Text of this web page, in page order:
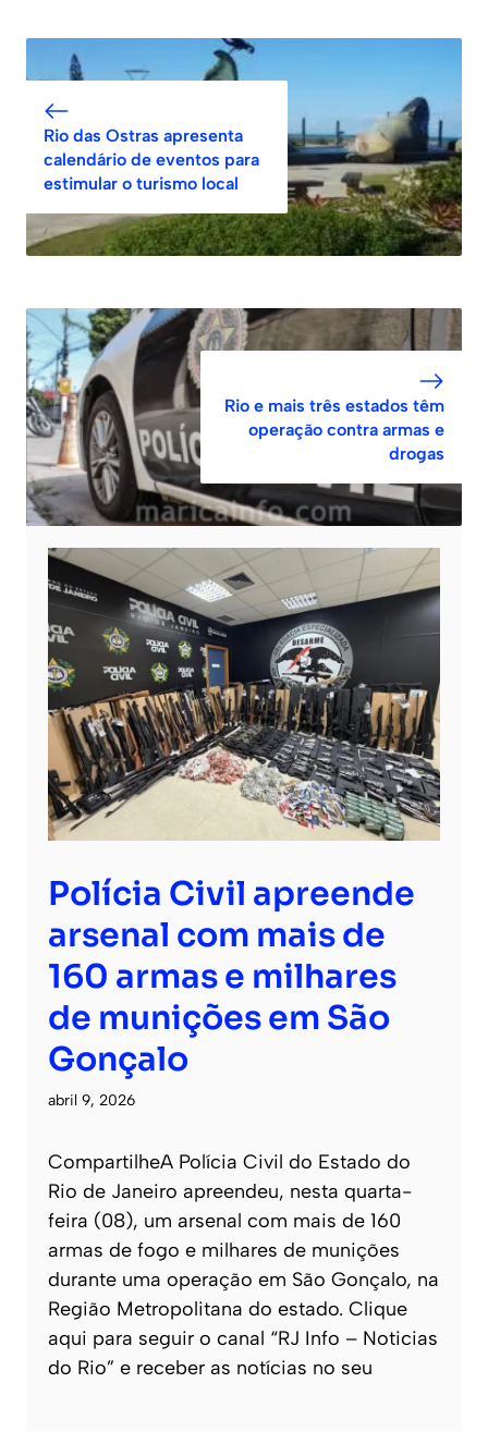
Rio das Ostras apresenta
calendário de eventos para
estimular o turismo local
Rio e mais três estados têm
operação contra armas e
drogas
Polícia Civil apreende
arsenal com mais de
160 armas e milhares
de munições em São
Gonçalo
abril 9, 2026
CompartilheA Polícia Civil do Estado do
Rio de Janeiro apreendeu, nesta quarta-
feira (08), um arsenal com mais de 160
armas de fogo e milhares de munições
durante uma operação em São Gonçalo, na
Região Metropolitana do estado. Clique
aqui para seguir o canal “RJ Info – Noticias
do Rio” e receber as notícias no seu